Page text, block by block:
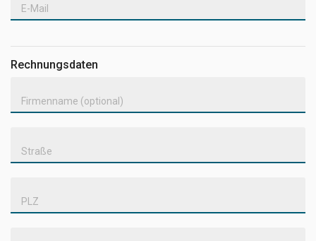
E-Mail
Rechnungsdaten
Firmenname (optional)
Straße
PLZ